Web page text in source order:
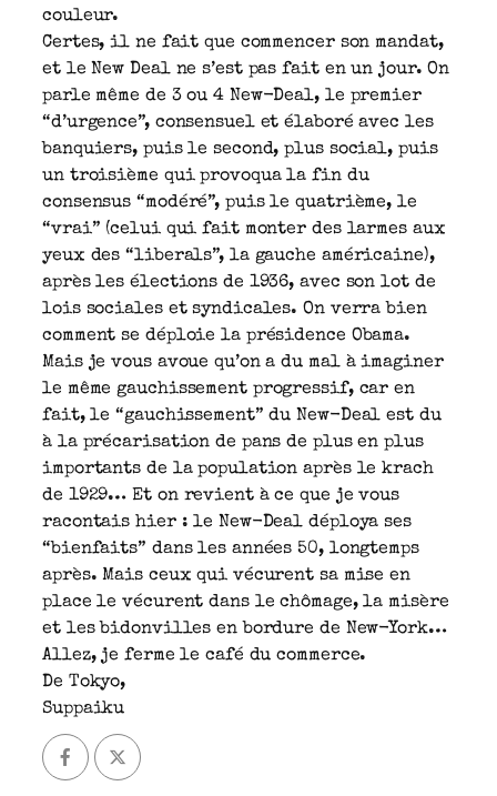
couleur.
Certes, il ne fait que commencer son mandat,
et le New Deal ne s’est pas fait en un jour. On
parle même de 3 ou 4 New-Deal, le premier
“d’urgence”, consensuel et élaboré avec les
banquiers, puis le second, plus social, puis
un troisième qui provoqua la fin du
consensus “modéré”, puis le quatrième, le
“vrai” (celui qui fait monter des larmes aux
yeux des “liberals”, la gauche américaine),
après les élections de 1936, avec son lot de
lois sociales et syndicales. On verra bien
comment se déploie la présidence Obama.
Mais je vous avoue qu’on a du mal à imaginer
le même gauchissement progressif, car en
fait, le “gauchissement” du New-Deal est du
à la précarisation de pans de plus en plus
importants de la population après le krach
de 1929… Et on revient à ce que je vous
racontais hier : le New-Deal déploya ses
“bienfaits” dans les années 50, longtemps
après. Mais ceux qui vécurent sa mise en
place le vécurent dans le chômage, la misère
et les bidonvilles en bordure de New-York…
Allez, je ferme le café du commerce.
De Tokyo,
Suppaiku